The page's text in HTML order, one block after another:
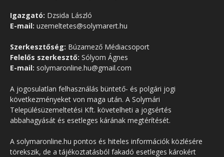
Igazgató: Dzsida László
E-mail: uzemeltetes@solymarert.hu
Szerkesztőség: Búzamező Médiacsoport
Felelős szerkesztő: Sólyom Ágnes
E-mail: solymaronline.hu@gmail.com
A jogosulatlan felhasználás büntető- és polgári jogi
következményeket von maga után. A Solymári
Településüzemeltetési Kft. követelheti a jogsértés
abbahagyását és esetleges kárának megtérítését.
A solymaronline.hu pontos és hiteles információk közlésére
törekszik, de a tájékoztatásból fakadó esetleges károkért